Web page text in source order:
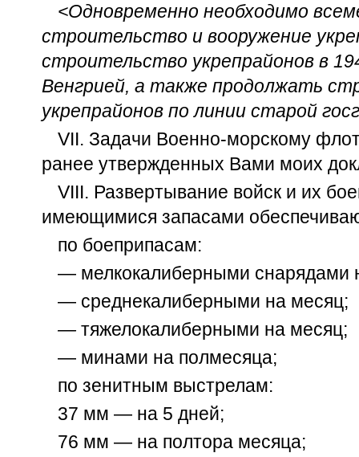
<Одновременно необходимо
строительство и вооружение
строительство укрепрайонов в
Венгрией, а также продолжать
укрепрайонов по линии старой
VII. Задачи Военно-морскому
ранее утвержденных Вами моих
VIII. Развертывание войск и их
имеющимися запасами
по боеприпасам:
— мелкокалиберными снарядами
— среднекалиберными на месяц;
— тяжелокалиберными на месяц;
— минами на полмесяца;
по зенитным выстрелам:
37 мм — на 5 дней;
76 мм — на полтора месяца;